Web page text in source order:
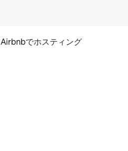
Airbnbでホスティング